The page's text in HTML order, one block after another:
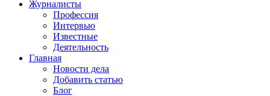
Журналисты
Профессия
Интервью
Известные
Деятельность
Главная
Новости дела
Добавить статью
Блог